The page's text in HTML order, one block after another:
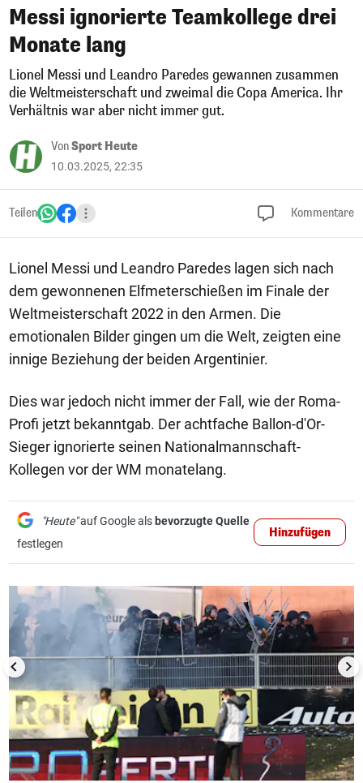
Messi ignorierte Teamkollege drei
Monate lang
Lionel Messi und Leandro Paredes gewannen zusammen
die Weltmeisterschaft und zweimal die Copa America. Ihr
Verhältnis war aber nicht immer gut.
VonSport Heute
10.03.2025, 22:35
Teilen Kommentare
Lionel Messi und Leandro Paredes lagen sich nach
dem gewonnenen Elfmeterschießen im Finale der
Weltmeisterschaft 2022 in den Armen. Die
emotionalen Bilder gingen um die Welt, zeigten eine
innige Beziehung der beiden Argentinier.
Dies war jedoch nicht immer der Fall, wie der Roma-
Profi jetzt bekanntgab. Der achtfache Ballon-d'Or-
Sieger ignorierte seinen Nationalmannschaft-
Kollegen vor der WM monatelang.
"Heute"auf Google als bevorzugte Quelle
festlegen
Hinzufügen
1/6